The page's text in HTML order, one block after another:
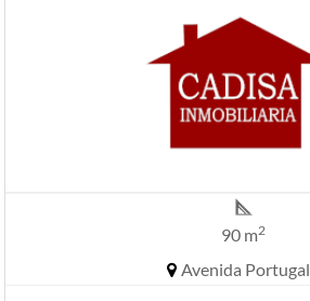
90 m2
Avenida Portugal